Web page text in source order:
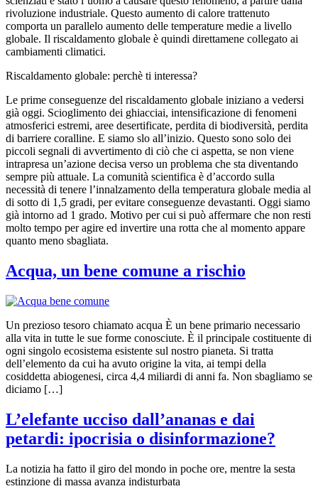
rivoluzione industriale. Questo aumento di calore trattenuto
comporta un parallelo aumento delle temperature medie a livello
globale. Il riscaldamento globale è quindi direttamene collegato ai
cambiamenti climatici.
Riscaldamento globale: perchè ti interessa?
Le prime conseguenze del riscaldamento globale iniziano a vedersi
già oggi. Scioglimento dei ghiacciai, intensificazione di fenomeni
atmosferici estremi, aree desertificate, perdita di biodiversità, perdita
di barriere coralline. E siamo slo all’inizio. Questo sono solo dei
piccoli segnali di avvertimento di ciò che ci aspetta, se non viene
intrapresa un’azione decisa verso un problema che sta diventando
sempre più attuale. La comunità scientifica è d’accordo sulla
necessità di tenere l’innalzamento della temperatura globale media al
di sotto di 1,5 gradi, per evitare conseguenze devastanti. Oggi siamo
già intorno ad 1 grado. Motivo per cui si può affermare che non resti
molto tempo per agire ed invertire una rotta che al momento appare
quanto meno sbagliata.
Acqua, un bene comune a rischio
Un prezioso tesoro chiamato acqua È un bene primario necessario
alla vita in tutte le sue forme conosciute. È il principale costituente di
ogni singolo ecosistema esistente sul nostro pianeta. Si tratta
dell’elemento da cui ha avuto origine la vita, ai tempi della
cosiddetta abiogenesi, circa 4,4 miliardi di anni fa. Non sbagliamo se
diciamo […]
L’elefante ucciso dall’ananas e dai
petardi: ipocrisia o disinformazione?
La notizia ha fatto il giro del mondo in poche ore, mentre la sesta
estinzione di massa avanza indisturbata